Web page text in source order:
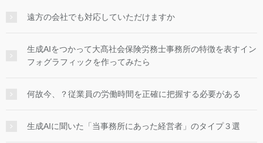
遠方の会社でも対応していただけますか
生成AIをつかって大髙社会保険労務士事務所の特徴を表すイン
フォグラフィックを作ってみたら
何故今、？従業員の労働時間を正確に把握する必要がある
生成AIに聞いた「当事務所にあった経営者」のタイプ３選